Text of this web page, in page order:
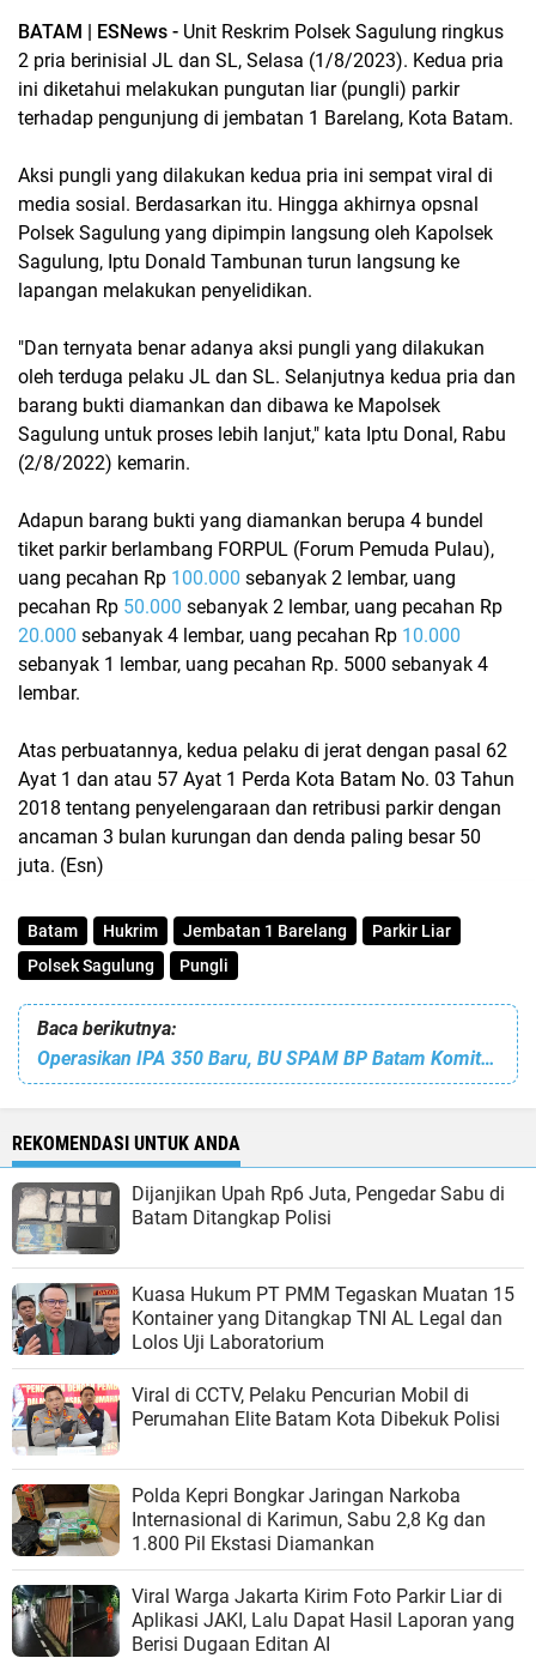
BATAM | ESNews - Unit Reskrim Polsek Sagulung ringkus
2 pria berinisial JL dan SL, Selasa (1/8/2023). Kedua pria
ini diketahui melakukan pungutan liar (pungli) parkir
terhadap pengunjung di jembatan 1 Barelang, Kota Batam.
Aksi pungli yang dilakukan kedua pria ini sempat viral di
media sosial. Berdasarkan itu. Hingga akhirnya opsnal
Polsek Sagulung yang dipimpin langsung oleh Kapolsek
Sagulung, Iptu Donald Tambunan turun langsung ke
lapangan melakukan penyelidikan.
"Dan ternyata benar adanya aksi pungli yang dilakukan
oleh terduga pelaku JL dan SL. Selanjutnya kedua pria dan
barang bukti diamankan dan dibawa ke Mapolsek
Sagulung untuk proses lebih lanjut," kata Iptu Donal, Rabu
(2/8/2022) kemarin.
Adapun barang bukti yang diamankan berupa 4 bundel
tiket parkir berlambang FORPUL (Forum Pemuda Pulau),
uang pecahan Rp 100.000 sebanyak 2 lembar, uang
pecahan Rp 50.000 sebanyak 2 lembar, uang pecahan Rp
20.000 sebanyak 4 lembar, uang pecahan Rp 10.000
sebanyak 1 lembar, uang pecahan Rp. 5000 sebanyak 4
lembar.
Atas perbuatannya, kedua pelaku di jerat dengan pasal 62
Ayat 1 dan atau 57 Ayat 1 Perda Kota Batam No. 03 Tahun
2018 tentang penyelengaraan dan retribusi parkir dengan
ancaman 3 bulan kurungan dan denda paling besar 50
juta. (Esn)
Batam Hukrim Jembatan 1 Barelang
Parkir Liar
Polsek Sagulung
Pungli
Baca berikutnya:
Operasikan IPA 350 Baru, BU SPAM BP Batam Komitmen Tuntaskan Persoalan Air
REKOMENDASI UNTUK ANDA
Dijanjikan Upah Rp6 Juta, Pengedar Sabu di
Batam Ditangkap Polisi
Kuasa Hukum PT PMM Tegaskan Muatan 15
Kontainer yang Ditangkap TNI AL Legal dan
Lolos Uji Laboratorium
Viral di CCTV, Pelaku Pencurian Mobil di
Perumahan Elite Batam Kota Dibekuk Polisi
Polda Kepri Bongkar Jaringan Narkoba
Internasional di Karimun, Sabu 2,8 Kg dan
1.800 Pil Ekstasi Diamankan
Viral Warga Jakarta Kirim Foto Parkir Liar di
Aplikasi JAKI, Lalu Dapat Hasil Laporan yang
Berisi Dugaan Editan AI